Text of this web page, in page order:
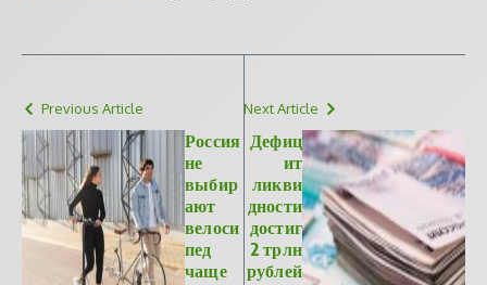
Previous Article
Россия
не
выбир
ают
велоси
пед
чаще
Next Article
Дефиц
ит
ликви
дности
достиг
2 трлн
рублей